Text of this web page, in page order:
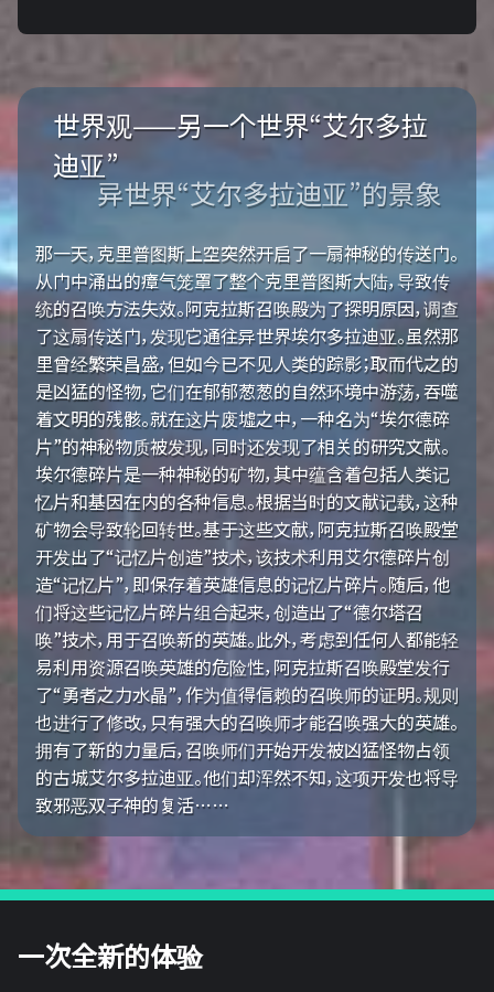
世界观——另一个世界“艾尔多拉
迪亚”
异世界“艾尔多拉迪亚”的景象
那一天，克里普图斯上空突然开启了一扇神秘的传送门。
从门中涌出的瘴气笼罩了整个克里普图斯大陆，导致传
统的召唤方法失效。阿克拉斯召唤殿为了探明原因，调查
了这扇传送门，发现它通往异世界埃尔多拉迪亚。虽然那
里曾经繁荣昌盛，但如今已不见人类的踪影；取而代之的
是凶猛的怪物，它们在郁郁葱葱的自然环境中游荡，吞噬
着文明的残骸。就在这片废墟之中，一种名为“埃尔德碎
片”的神秘物质被发现，同时还发现了相关的研究文献。
埃尔德碎片是一种神秘的矿物，其中蕴含着包括人类记
忆片和基因在内的各种信息。根据当时的文献记载，这种
矿物会导致轮回转世。基于这些文献，阿克拉斯召唤殿堂
开发出了“记忆片创造”技术，该技术利用艾尔德碎片创
造“记忆片”，即保存着英雄信息的记忆片碎片。随后，他
们将这些记忆片碎片组合起来，创造出了“德尔塔召
唤”技术，用于召唤新的英雄。此外，考虑到任何人都能轻
易利用资源召唤英雄的危险性，阿克拉斯召唤殿堂发行
了“勇者之力水晶”，作为值得信赖的召唤师的证明。规则
也进行了修改，只有强大的召唤师才能召唤强大的英雄。
拥有了新的力量后，召唤师们开始开发被凶猛怪物占领
的古城艾尔多拉迪亚。他们却浑然不知，这项开发也将导
致邪恶双子神的复活……
一次全新的体验